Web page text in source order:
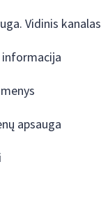
Vidinis kanalas
apsauga